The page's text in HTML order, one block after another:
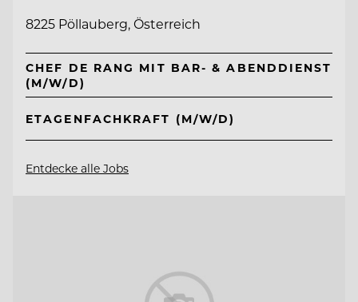
8225 Pöllauberg, Österreich
CHEF DE RANG MIT BAR- & ABENDDIENST
(M/W/D)
ETAGENFACHKRAFT (M/W/D)
Entdecke alle Jobs